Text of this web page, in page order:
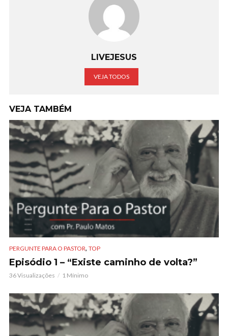
LIVEJESUS
VEJA TODOS
VEJA TAMBÉM
PERGUNTE PARA O PASTOR, TOP
Episódio 1 – “Existe caminho de volta?”
36 Visualizações 1 Mínimo